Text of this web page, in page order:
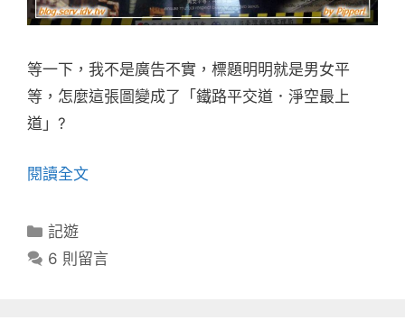
等一下，我不是廣告不實，標題明明就是男女平
等，怎麼這張圖變成了「鐵路平交道．淨空最上
道」?
閱讀全文
分
類
記遊
6 則留言